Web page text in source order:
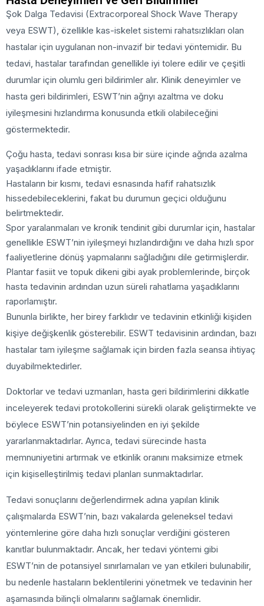
Şok Dalga Tedavisi (Extracorporeal Shock Wave Therapy
veya ESWT), özellikle kas-iskelet sistemi rahatsızlıkları olan
hastalar için uygulanan non-invazif bir tedavi yöntemidir. Bu
tedavi, hastalar tarafından genellikle iyi tolere edilir ve çeşitli
durumlar için olumlu geri bildirimler alır. Klinik deneyimler ve
hasta geri bildirimleri, ESWT’nin ağrıyı azaltma ve doku
iyileşmesini hızlandırma konusunda etkili olabileceğini
göstermektedir.
Çoğu hasta, tedavi sonrası kısa bir süre içinde ağrıda azalma
yaşadıklarını ifade etmiştir.
Hastaların bir kısmı, tedavi esnasında hafif rahatsızlık
hissedebileceklerini, fakat bu durumun geçici olduğunu
belirtmektedir.
Spor yaralanmaları ve kronik tendinit gibi durumlar için, hastalar
genellikle ESWT’nin iyileşmeyi hızlandırdığını ve daha hızlı spor
faaliyetlerine dönüş yapmalarını sağladığını dile getirmişlerdir.
Plantar fasiit ve topuk dikeni gibi ayak problemlerinde, birçok
hasta tedavinin ardından uzun süreli rahatlama yaşadıklarını
raporlamıştır.
Bununla birlikte, her birey farklıdır ve tedavinin etkinliği kişiden
kişiye değişkenlik gösterebilir. ESWT tedavisinin ardından, bazı
hastalar tam iyileşme sağlamak için birden fazla seansa ihtiyaç
duyabilmektedirler.
Doktorlar ve tedavi uzmanları, hasta geri bildirimlerini dikkatle
inceleyerek tedavi protokollerini sürekli olarak geliştirmekte ve
böylece ESWT’nin potansiyelinden en iyi şekilde
yararlanmaktadırlar. Ayrıca, tedavi sürecinde hasta
memnuniyetini artırmak ve etkinlik oranını maksimize etmek
için kişiselleştirilmiş tedavi planları sunmaktadırlar.
Tedavi sonuçlarını değerlendirmek adına yapılan klinik
çalışmalarda ESWT’nin, bazı vakalarda geleneksel tedavi
yöntemlerine göre daha hızlı sonuçlar verdiğini gösteren
kanıtlar bulunmaktadır. Ancak, her tedavi yöntemi gibi
ESWT’nin de potansiyel sınırlamaları ve yan etkileri bulunabilir,
bu nedenle hastaların beklentilerini yönetmek ve tedavinin her
aşamasında bilinçli olmalarını sağlamak önemlidir.